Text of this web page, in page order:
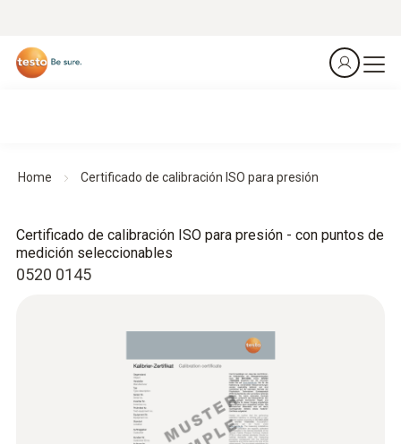
Home Certificado de calibración ISO para presión
0520 0145
Certificado de calibración ISO para presión - con puntos de
medición seleccionables